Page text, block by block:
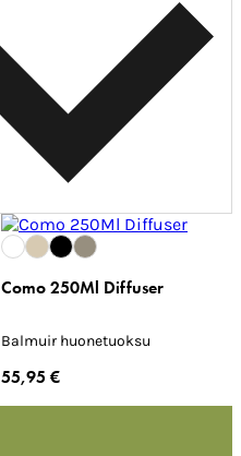
Como 250Ml Diffuser
Balmuir huonetuoksu
55,95 €